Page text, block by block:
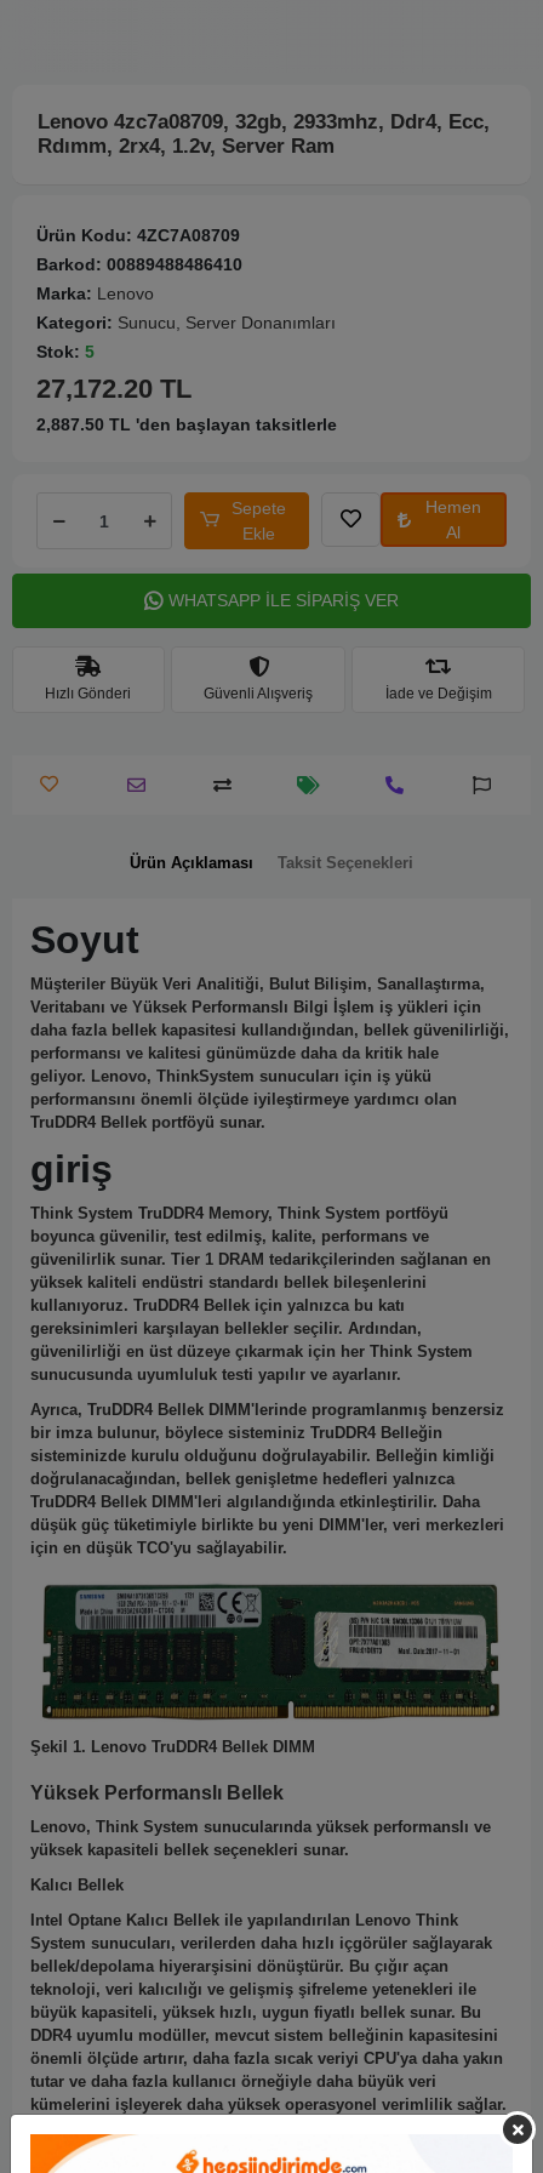
Lenovo 4zc7a08709, 32gb, 2933mhz, Ddr4, Ecc,
Rdımm, 2rx4, 1.2v, Server Ram
Ürün Kodu: 4ZC7A08709
Barkod: 00889488486410
Marka: Lenovo
Kategori: Sunucu, Server Donanımları
Stok: 5
27,172.20 TL
2,887.50 TL 'den başlayan taksitlerle
Sepete
Ekle
Hemen
Al
WHATSAPP İLE SİPARİŞ VER
Hızlı Gönderi Güvenli Alışveriş İade ve Değişim
Ürün Açıklaması Taksit Seçenekleri
Soyut
Müşteriler Büyük Veri Analitiği, Bulut Bilişim, Sanallaştırma,
Veritabanı ve Yüksek Performanslı Bilgi İşlem iş yükleri için
daha fazla bellek kapasitesi kullandığından, bellek güvenilirliği,
performansı ve kalitesi günümüzde daha da kritik hale
geliyor. Lenovo, ThinkSystem sunucuları için iş yükü
performansını önemli ölçüde iyileştirmeye yardımcı olan
TruDDR4 Bellek portföyü sunar.
giriş
Think System TruDDR4 Memory, Think System portföyü
boyunca güvenilir, test edilmiş, kalite, performans ve
güvenilirlik sunar. Tier 1 DRAM tedarikçilerinden sağlanan en
yüksek kaliteli endüstri standardı bellek bileşenlerini
kullanıyoruz. TruDDR4 Bellek için yalnızca bu katı
gereksinimleri karşılayan bellekler seçilir. Ardından,
güvenilirliği en üst düzeye çıkarmak için her Think System
sunucusunda uyumluluk testi yapılır ve ayarlanır.
Ayrıca, TruDDR4 Bellek DIMM'lerinde programlanmış benzersiz
bir imza bulunur, böylece sisteminiz TruDDR4 Belleğin
sisteminizde kurulu olduğunu doğrulayabilir. Belleğin kimliği
doğrulanacağından, bellek genişletme hedefleri yalnızca
TruDDR4 Bellek DIMM'leri algılandığında etkinleştirilir. Daha
düşük güç tüketimiyle birlikte bu yeni DIMM'ler, veri merkezleri
için en düşük TCO'yu sağlayabilir.
Şekil 1. Lenovo TruDDR4 Bellek DIMM
Yüksek Performanslı Bellek
Lenovo, Think System sunucularında yüksek performanslı ve
yüksek kapasiteli bellek seçenekleri sunar.
Kalıcı Bellek
Intel Optane Kalıcı Bellek ile yapılandırılan Lenovo Think
System sunucuları, verilerden daha hızlı içgörüler sağlayarak
bellek/depolama hiyerarşisini dönüştürür. Bu çığır açan
teknoloji, veri kalıcılığı ve gelişmiş şifreleme yetenekleri ile
büyük kapasiteli, yüksek hızlı, uygun fiyatlı bellek sunar. Bu
DDR4 uyumlu modüller, mevcut sistem belleğinin kapasitesini
önemli ölçüde artırır, daha fazla sıcak veriyi CPU'ya daha yakın
tutar ve daha fazla kullanıcı örneğiyle daha büyük veri
kümelerini işleyerek daha yüksek operasyonel verimlilik sağlar.
3DS RDIMM'ler